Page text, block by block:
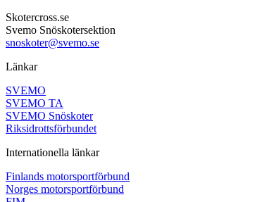
Skotercross.se
Svemo Snöskotersektion
snoskoter@svemo.se
Länkar
SVEMO
SVEMO TA
SVEMO Snöskoter
Riksidrottsförbundet
Internationella länkar
Finlands motorsportförbund
Norges motorsportförbund